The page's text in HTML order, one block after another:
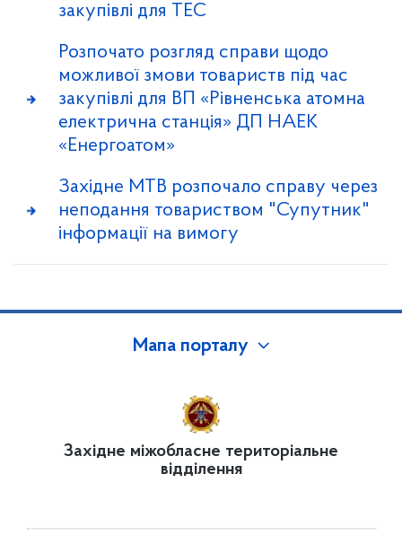
закупівлі для ТЕС
Розпочато розгляд справи щодо
можливої змови товариств під час
закупівлі для ВП «Рівненська атомна
електрична станція» ДП НАЕК
«Енергоатом»
Західне МТВ розпочало справу через
неподання товариством "Супутник"
інформації на вимогу
Мапа порталу
Західне міжобласне територіальне
відділення